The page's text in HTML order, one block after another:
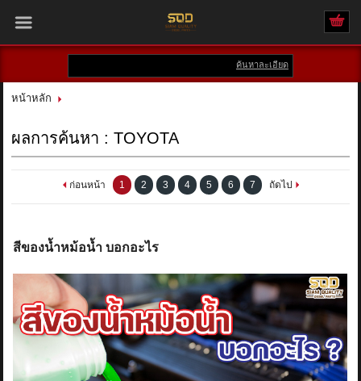
หน้าหลัก
แบรนด์
บัญชีผู้ใช้
ติดต่อเรา
ข่าวสาร
ค้นหาละเอียด
หน้าหลัก
ผลการค้นหา : TOYOTA
ก่อนหน้า 1 2 3 4 5 6 7 ถัดไป
สีของน้ำหม้อน้ำ บอกอะไร